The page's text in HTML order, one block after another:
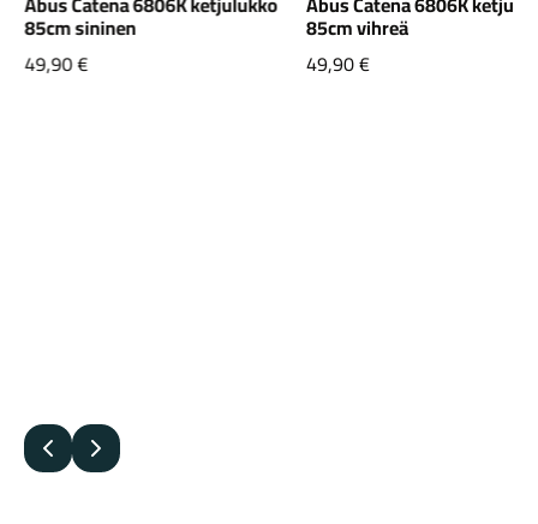
85cm sininen
49,90€
85cm vihreä
49,90€
Edellinen
Seuraava